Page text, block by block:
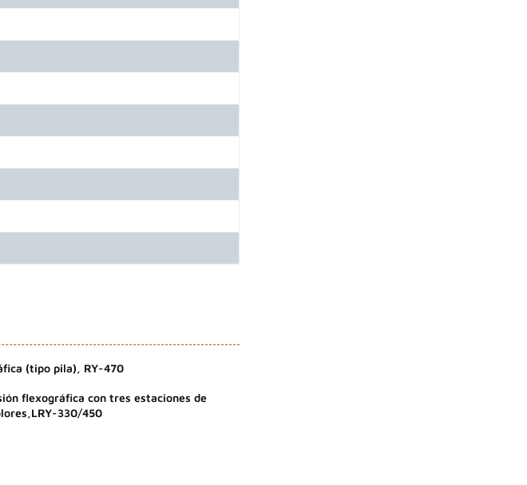
(tipo pila), RY-470
flexográfica con tres estaciones de
330/450